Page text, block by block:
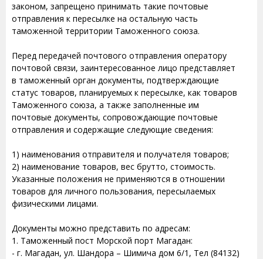
законом, запрещено принимать такие почтовые
отправления к пересылке на остальную часть
таможенной территории Таможенного союза.
Перед передачей почтового отправления оператору
почтовой связи, заинтересованное лицо представляет
в таможенный орган документы, подтверждающие
статус товаров, планируемых к пересылке, как товаров
Таможенного союза, а также заполненные им
почтовые документы, сопровождающие почтовые
отправления и содержащие следующие сведения:
1) наименования отправителя и получателя товаров;
2) наименование товаров, вес брутто, стоимость.
Указанные положения не применяются в отношении
товаров для личного пользования, пересылаемых
физическими лицами.
Документы можно представить по адресам:
1. Таможенный пост Морской порт Магадан:
- г. Магадан, ул. Шандора – Шимича дом 6/1, Тел (84132)